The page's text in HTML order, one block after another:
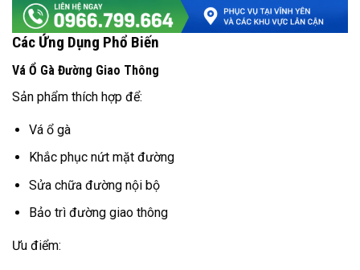
Các Ứng Dụng Phổ Biến
Vá Ổ Gà Đường Giao Thông
Sản phẩm thích hợp để:
Vá ổ gà
Khắc phục nứt mặt đường
Sửa chữa đường nội bộ
Bảo trì đường giao thông
Ưu điểm: